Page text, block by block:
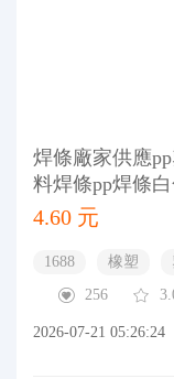
焊條廠家供應
料焊條pp焊條
4.60 元
1688 橡塑
256
2026-07-21 05:26:24